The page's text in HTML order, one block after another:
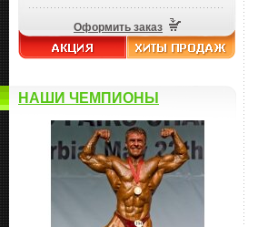
Оформить заказ
НАШИ ЧЕМПИОНЫ